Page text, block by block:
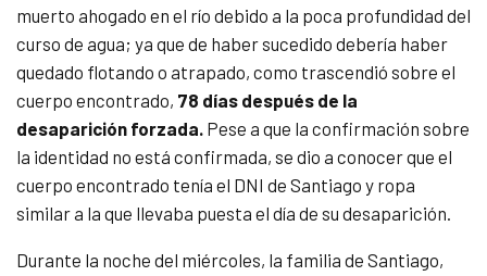
muerto ahogado en el río debido a la poca profundidad del
curso de agua; ya que de haber sucedido debería haber
quedado flotando o atrapado, como trascendió sobre el
cuerpo encontrado, 78 días después de la
desaparición forzada. Pese a que la confirmación sobre
la identidad no está confirmada, se dio a conocer que el
cuerpo encontrado tenía el DNI de Santiago y ropa
similar a la que llevaba puesta el día de su desaparición.
Durante la noche del miércoles, la familia de Santiago,